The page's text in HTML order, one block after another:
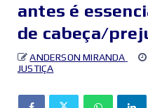
antes é
de cabeça/
ANDERSON MIRANDA
JUSTIÇA